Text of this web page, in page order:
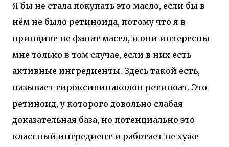
Я бы не стала покупать это масло, если бы в
нём не было ретиноида, потому что я в
принципе не фанат масел, и они интересны
мне только в том случае, если в них есть
активные ингредиенты. Здесь такой есть,
называет гироксипинаколон ретиноат. Это
ретиноид, у которого довольно слабая
доказательная база, но потенциально это
классный ингредиент и работает не хуже